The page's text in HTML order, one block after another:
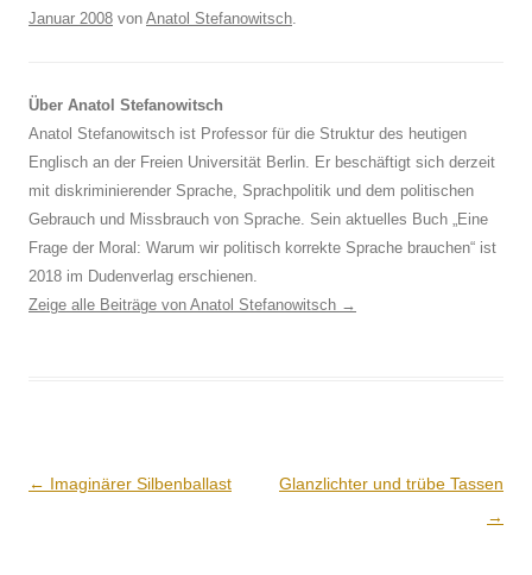
Januar 2008 von Anatol Stefanowitsch
Über Anatol Stefanowitsch
Anatol Stefanowitsch ist Professor für die Struktur des heutigen
Englisch an der Freien Universität Berlin. Er beschäftigt sich derzeit
mit diskriminierender Sprache, Sprachpolitik und dem politischen
Gebrauch und Missbrauch von Sprache. Sein aktuelles Buch „Eine
Frage der Moral: Warum wir politisch korrekte Sprache brauchen“ ist
2018 im Dudenverlag erschienen.
Zeige alle Beiträge von Anatol Stefanowitsch →
Beitrags-
← Imaginärer Silbenballast
Glanzlichter und trübe Tassen
→